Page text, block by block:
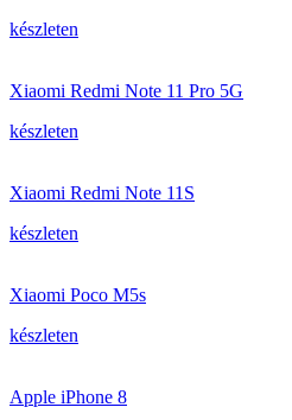
készleten
Xiaomi Redmi Note 11 Pro 5G
készleten
Xiaomi Redmi Note 11S
készleten
Xiaomi Poco M5s
készleten
Apple iPhone 8